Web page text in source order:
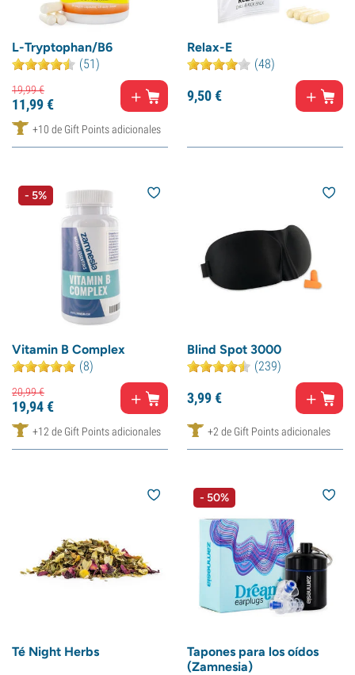
L-Tryptophan/B6
(51)
19,99€
11,99€
+10 de Gift Points adicionales
Relax-E
(48)
9,50€
- 5%
Vitamin B Complex
(8)
20,99€
19,94€
+12 de Gift Points adicionales
Blind Spot 3000
(239)
3,99€
+2 de Gift Points adicionales
Té Night Herbs
- 50%
Tapones para los oídos
(Zamnesia)